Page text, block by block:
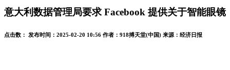
意大利数据管理局要求 Facebook 提供关于智能眼镜
点击数： 发布时间： 2025-02-20 10:56 作者： 918搏天堂(中国) 来源： 经济日报